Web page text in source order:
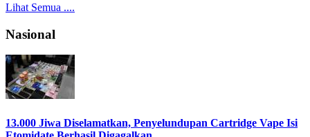
Lihat Semua ....
Nasional
13.000 Jiwa Diselamatkan, Penyelundupan Cartridge Vape Isi